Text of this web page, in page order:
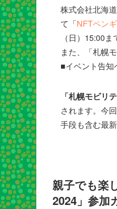
株式会社北海
て「NFTペン
（日）15:00
また、「札幌
■イベント告
「札幌モビリ
されます。今
手段も含む最
親子でも楽
2024」参加